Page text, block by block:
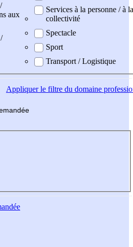
aux
Services à la personne / à la
collectivité
Spectacle
Sport
Transport / Logistique
Appliquerle filtre du domaine